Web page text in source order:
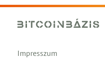
Impresszum